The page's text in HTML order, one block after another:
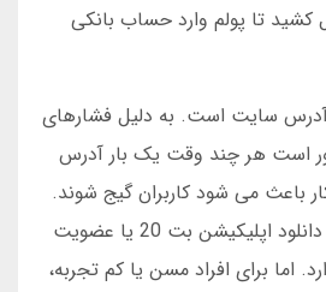
3 روز طول کشید تا پولم وارد حساب بانکی
آدرس سایت است. به دلیل فشارهای
بت 20 مجبور است هر چند وقت یک بار آدرس
باعث می شود کاربران گیج شوند.
البته راه حل هایی مثل دانلود اپلیکیشن بت 20 یا عضویت
اما برای افراد مسن یا کم تجربه،